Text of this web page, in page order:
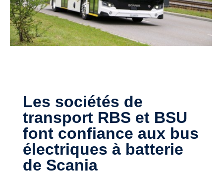
Les sociétés de
transport RBS et BSU
font confiance aux bus
électriques à batterie
de Scania